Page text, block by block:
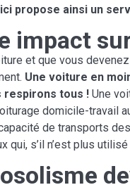
propose ainsi un
impact
et que vous
Une voiture en
respirons tous ! Une
domicile-travail
de transports
qui, s’il n’est plus